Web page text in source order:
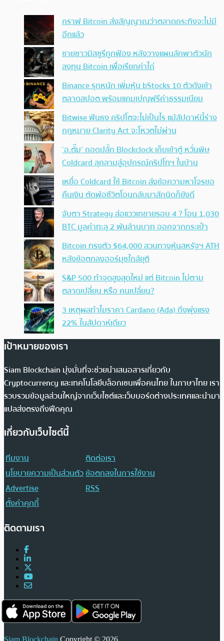
กราฟ Bitcoin ส่งสัญญาณว่าตลาดกระทิงจะไม่มี
อีกแล้ว
ชายชาวมิสซูรีถูกฟ้อง หลังวางแผนลักพาตัวนัก
ลงทุน Bitcoin เพื่อเรียกค่าไถ่
Binance รุกหนัก เพิ่มหุ้น bStocks 10 ตัวดังเข้า
ตลาดสปอต พร้อมแคมเปญฟรีค่าธรรมเนียม
Bitwise ฟันธง คริปโตจะไม่เป็นไร แม้สัปดาห์นี้ร่าง
กฎหมาย Clarity Act จะโหวตไม่ผ่าน
‘อ.ตั๊ม’ ถอดปลั้ก Blockclock เก็บเข้าตู้ หวั่นพิษ
Coldcard ลุกลามสู่อุปกรณ์คริปโทฯ ในบ้าน
เหยื่อ Coldcard ใช้ Bitcoin ส่งข้อความหาโจรขอ
คืนเงิน ตัดพ้อชีวิตโอนกลับมาสักนิดก็ยังดี
จับตา Strategy ส่อแววเทขายรอบ 4 ? โอน 1,030
BTC มูลค่าทะลุ 2 พันล้านบาท ออกจากกระเป๋า
Bitcoin ทรงตัว $64,000 สวนทางหุ้นสหรัฐฯ ATH
หลังข้อตกลงฮอร์มุซใกล้ยุติ
S&P 500 ทำจุดสูงสุดใหม่ แต่ Bitcoin ไม่ตาม
ตลาดเปลี่ยน หรือ คนเปลี่ยน?
3 เหตุผลทำไมราคา Cardano (Ada) ถึงพุ่งแรง
22% ในสัปดาห์เดียว
เป้าหมายของเรา
Siam Blockchain มุ่งมั่นที่จะช่วยนำเสนอสารเกี่ยวกับ
Cryptocurrency และเทคโนโลยีบล็อกเชนเพื่อคนไทย ในภาษาไทย เรา
รวบรวมข้อมูลส่วนใหญ่จากเว็บไซต์และเว็บบอร์ดต่างประเทศและนำมา
แปลส่งตรงถึงฟีดคุณ
เกี่ยวกับเว็บไซต์นี้
ทีมงาน
ติดต่อเรา
นโยบายความเป็นส่วนตัวข้อตกลงในการใช้งาน
Advertise
RSS
ตั้งค่าคุกกี้
ติดตามเรา
Siam Blockchain Copyright © 2026.